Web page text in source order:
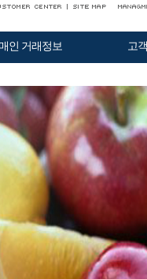
인 거래정보 고